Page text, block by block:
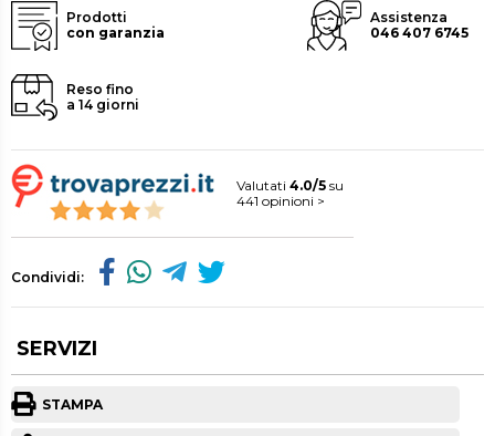
Prodotti
con garanzia
Assistenza
046 407 6745
Reso fino
a 14 giorni
Valutati 4.0/5 su
441 opinioni >
Condividi:
SERVIZI
STAMPA